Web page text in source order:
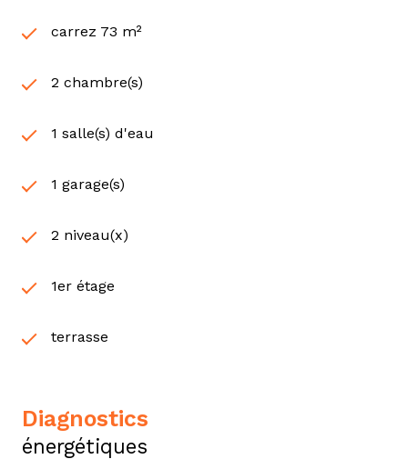
carrez 73 m²
2 chambre(s)
1 salle(s) d'eau
1 garage(s)
2 niveau(x)
1er étage
terrasse
diagnostics
énergétiques